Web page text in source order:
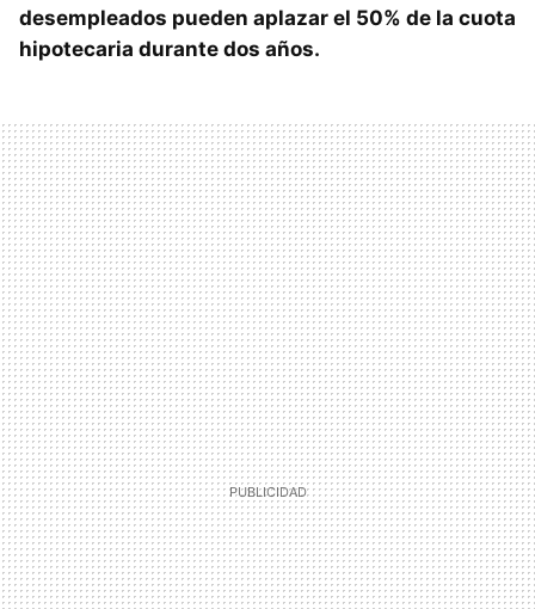
desempleados pueden aplazar el 50% de la cuota
hipotecaria durante dos años.